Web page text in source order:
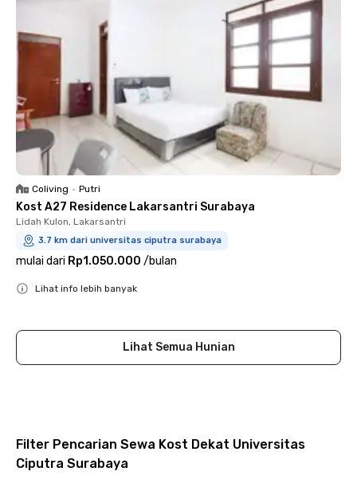
Coliving • Putri
Kost A27 Residence Lakarsantri Surabaya
Lidah Kulon, Lakarsantri
3.7 km dari universitas ciputra surabaya
mulai dari Rp1.050.000 /bulan
Lihat info lebih banyak
Lihat Semua Hunian
Filter Pencarian Sewa Kost Dekat Universitas
Ciputra Surabaya